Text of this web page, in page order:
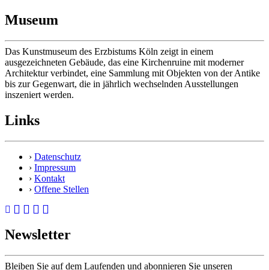
Museum
Das Kunstmuseum des Erzbistums Köln zeigt in einem
ausgezeichneten Gebäude, das eine Kirchenruine mit moderner
Architektur verbindet, eine Sammlung mit Objekten von der Antike
bis zur Gegenwart, die in jährlich wechselnden Ausstellungen
inszeniert werden.
Links
› Datenschutz
› Impressum
› Kontakt
› Offene Stellen
Newsletter
Bleiben Sie auf dem Laufenden und abonnieren Sie unseren